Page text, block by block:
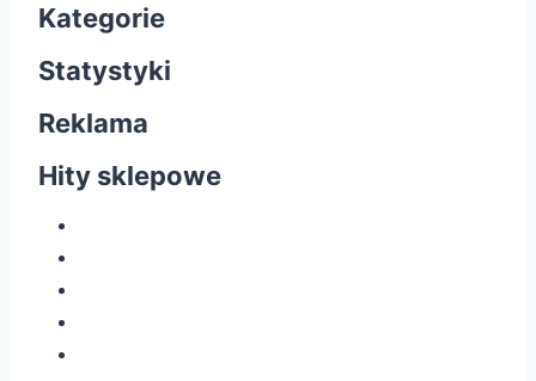
Kategorie
Statystyki
Reklama
Hity sklepowe